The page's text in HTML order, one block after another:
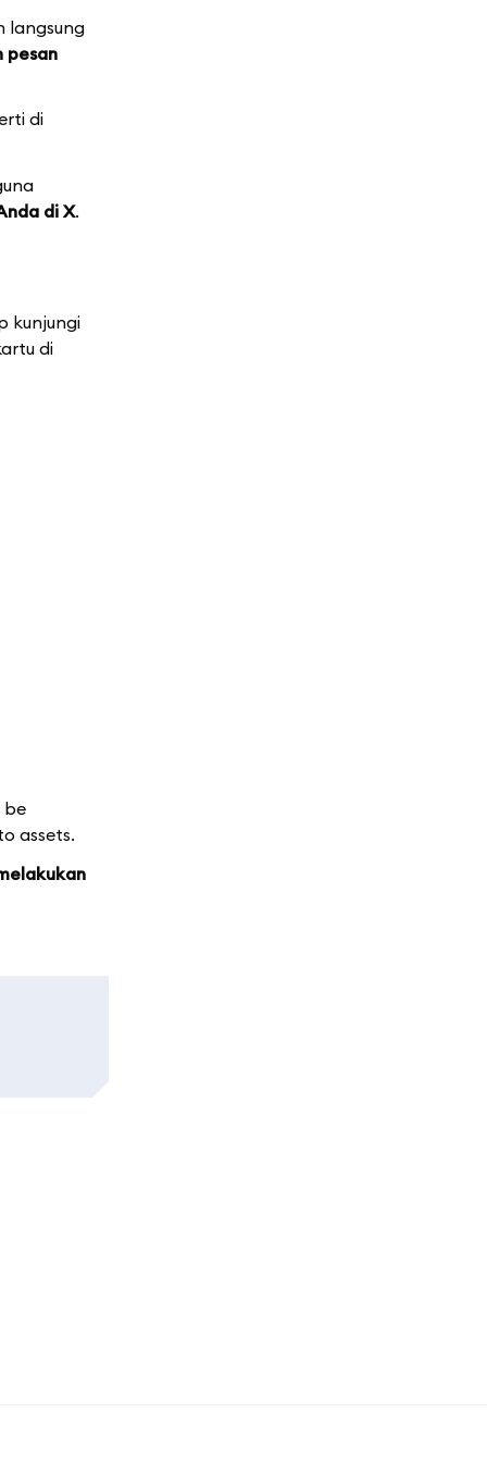
langsung
pesan
di
di X.
kunjungi
di
be
assets.